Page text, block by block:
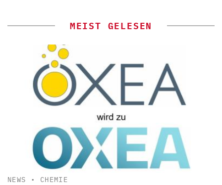
MEIST GELESEN
NEWS • CHEMIE